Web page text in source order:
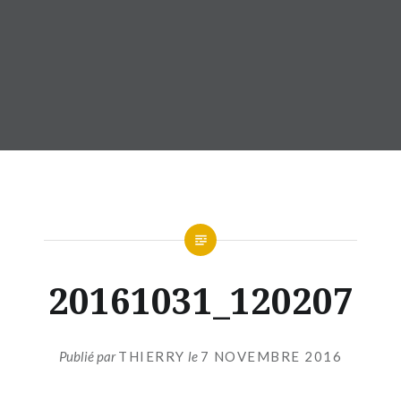
20161031_120207
Publié parTHIERRY le 7 NOVEMBRE 2016